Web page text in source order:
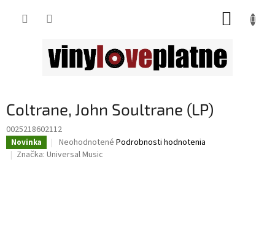
Coltrane, John Soultrane (LP)
0025218602112
Novinka
Priemerné
hodnotenie
Neohodnotené Podrobnosti hodnotenia
Značka: Universal Music